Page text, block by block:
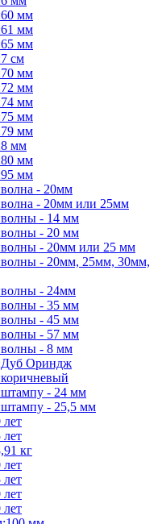
мм
мм
мм
см
мм
мм
мм
мм
мм
мм
мм
мм
- 20мм
- 20мм или 25мм
- 14 мм
- 20 мм
- 20мм или 25 мм
- 20мм, 25мм, 30мм,
- 24мм
- 35 мм
- 45 мм
- 57 мм
- 8 мм
Ориндж
- 24 мм
- 25,5 мм
лет
лет
кг
лет
лет
лет
лет